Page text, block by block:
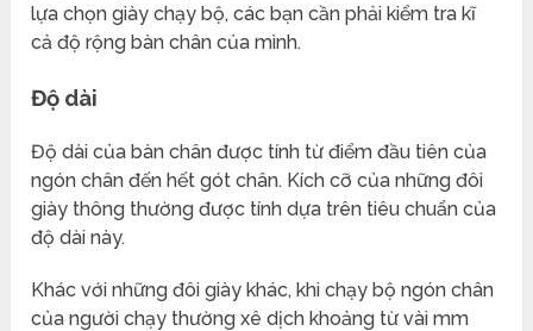
lựa chọn giày chạy bộ, các bạn cần phải kiểm tra kĩ
cả độ rộng bàn chân của mình.
Độ dài
Độ dài của bàn chân được tính từ điểm đầu tiên của
ngón chân đến hết gót chân. Kích cỡ của những đôi
giày thông thường được tính dựa trên tiêu chuẩn của
độ dài này.
Khác với những đôi giày khác, khi chạy bộ ngón chân
của người chạy thường xê dịch khoảng từ vài mm